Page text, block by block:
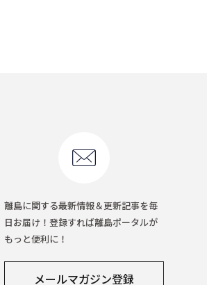
離島に関する最新情報＆更新記事を毎
日お届け！登録すれば離島ポータルが
もっと便利に！
メールマガジン登録